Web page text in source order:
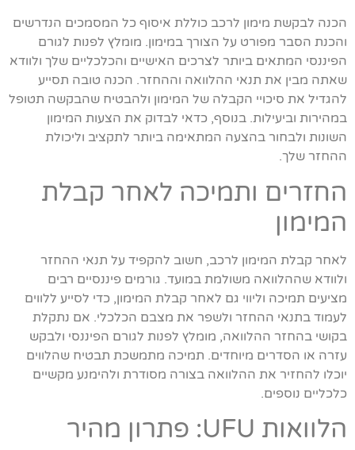
הכנה לבקשת מימון לרכב כוללת איסוף כל המסמכים הנדרשים
והכנת הסבר מפורט על הצורך במימון. מומלץ לפנות לגורם
הפיננסי המתאים ביותר לצרכים האישיים והכלכליים שלך ולוודא
שאתה מבין את תנאי ההלוואה וההחזר. הכנה טובה תסייע
להגדיל את סיכויי הקבלה של המימון ולהבטיח שהבקשה תטופל
במהירות וביעילות. בנוסף, כדאי לבדוק את הצעות המימון
השונות ולבחור בהצעה המתאימה ביותר לתקציב וליכולת
ההחזר שלך.
החזרים ותמיכה לאחר קבלת
המימון
לאחר קבלת המימון לרכב, חשוב להקפיד על תנאי ההחזר
ולוודא שההלוואה משולמת במועד. גורמים פיננסיים רבים
מציעים תמיכה וליווי גם לאחר קבלת המימון, כדי לסייע ללווים
לעמוד בתנאי ההחזר ולשפר את מצבם הכלכלי. אם נתקלת
בקושי בהחזר ההלוואה, מומלץ לפנות לגורם הפיננסי ולבקש
עזרה או הסדרים מיוחדים. תמיכה מתמשכת תבטיח שהלווים
יוכלו להחזיר את ההלוואה בצורה מסודרת ולהימנע מקשיים
כלכליים נוספים.
הלוואות UFU: פתרון מהיר